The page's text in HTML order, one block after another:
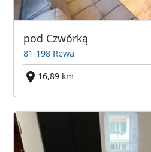
pod Czwórką
81-198 Rewa
16,89 km